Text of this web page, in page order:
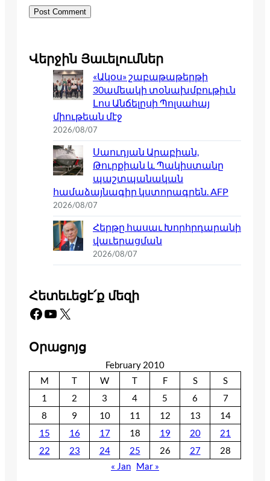
Վերջին Յաւելումներ
«Ակօս» շաբաթաթերթի
30ամեակի տօնախմբութիւն
Լոս Անճելըսի Պոլսահայ
միութեան մէջ
2026/08/07
Սաուդյան Արաբիան,
Թուրքիան և Պակիստանը
պաշտպանական
համաձայնագիր կստորագրեն. AFP
2026/08/07
Հերթը հասաւ Խորհրդարանի
վաւերացման
2026/08/07
Հետեւեցէ՛ք մեզի
Facebook YouTube X
Օրացոյց
February 2010
M
T W T F S
S
1
2 3 4 5 6
7
8
9 10 11 12 13
14
15
16 17 18 19 20
21
22
23 24 25 26 27
28
« Jan Mar »